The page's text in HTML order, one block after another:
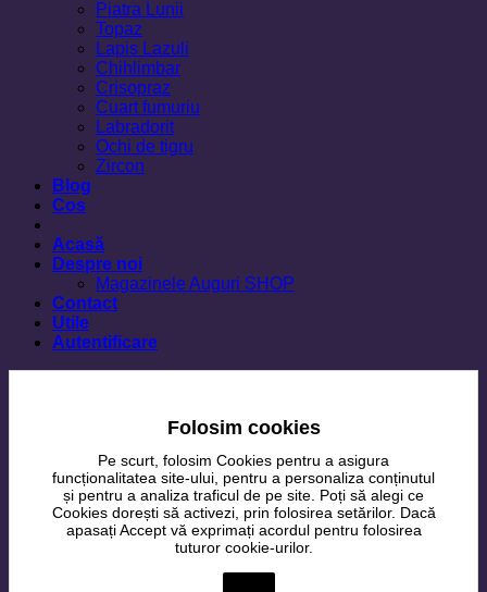
Piatra Lunii
Topaz
Lapis Lazuli
Chihlimbar
Crisopraz
Cuart fumuriu
Labradorit
Ochi de tigru
Zircon
Blog
Cos
Acasă
Despre noi
Magazinele Auguri SHOP
Contact
Utile
Autentificare
Folosim cookies
Pe scurt, folosim Cookies pentru a asigura
funcționalitatea site-ului, pentru a personaliza conținutul
și pentru a analiza traficul de pe site. Poți să alegi ce
Cookies dorești să activezi, prin folosirea setărilor. Dacă
apasați Accept vă exprimați acordul pentru folosirea
tuturor cookie-urilor.